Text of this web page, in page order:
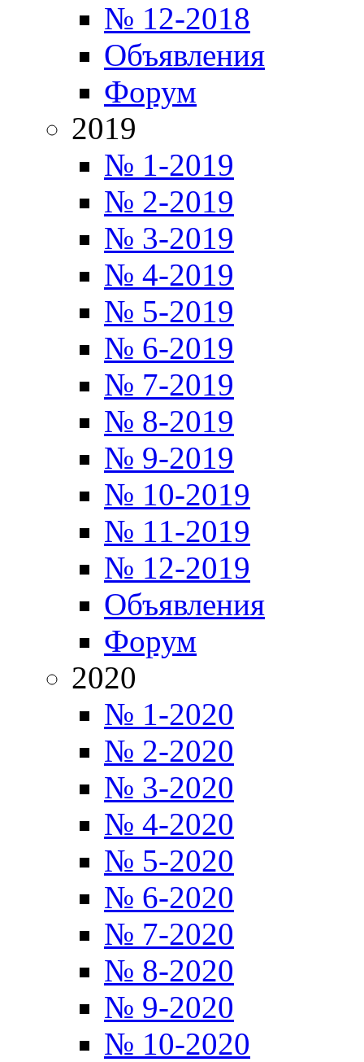
№ 12-2018
Объявления
Форум
2019
№ 1-2019
№ 2-2019
№ 3-2019
№ 4-2019
№ 5-2019
№ 6-2019
№ 7-2019
№ 8-2019
№ 9-2019
№ 10-2019
№ 11-2019
№ 12-2019
Объявления
Форум
2020
№ 1-2020
№ 2-2020
№ 3-2020
№ 4-2020
№ 5-2020
№ 6-2020
№ 7-2020
№ 8-2020
№ 9-2020
№ 10-2020